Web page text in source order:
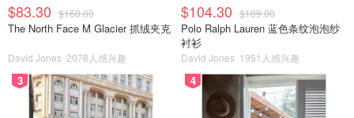
$83.30 $160.00
The North Face M Glacier 抓绒夹克
David Jones 2078人感兴趣
$104.30 $189.00
Polo Ralph Lauren 蓝色条纹泡泡纱
衬衫
David Jones 1951人感兴趣
3 4